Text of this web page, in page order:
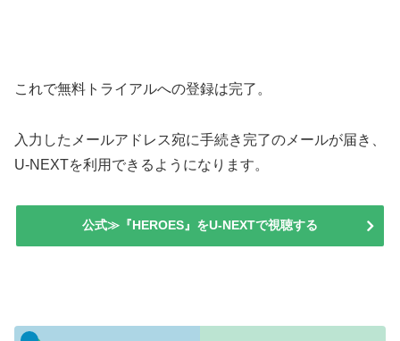
これで無料トライアルへの登録は完了。
入力したメールアドレス宛に手続き完了のメールが届き、
U-NEXTを利用できるようになります。
公式≫『HEROES』をU-NEXTで視聴する